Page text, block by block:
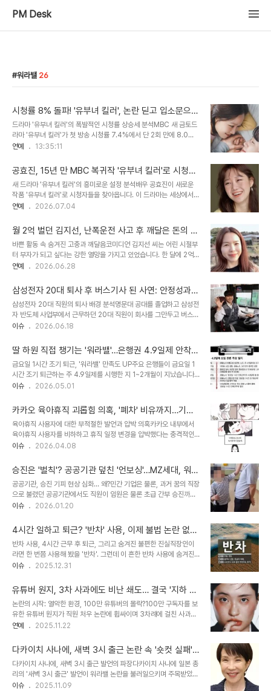
PM Desk
워라밸 26
시청률 8% 돌파! '유부녀 킬러', 논란 딛고 입소문으로
흥행 질주!
드라마 '유부녀 킬러'의 폭발적인 시청률 상승세 분석MBC 새 금토드
라마 '유부녀 킬러'가 첫 방송 시청률 7.4%에서 단 2회 만에 8.0%
를 돌파하며 무서운 상승세를 보이고 있습니다. 동명 카카오웹툰을 원
청자들의 마음을 사로잡았습니다. 출연진 논란에도 불구하고 드라마
자체의 완성도로 흥행에 성공하고 있습니다. 신선한 설정과 긴장감 넘
치는 전개로 몰입도 극대화이 드라마는 평범한 주부이자 엄마인 유보
나가 사실은 법이 놓친 범죄자를 처단하는 킬러 '킹피셔'라는 신선한
설정을 선보입니다. 육아휴직 후 회사에 복귀한 그녀가 일과 가정을 지
다. 또한, 그녀의 정체를 모르는 남편 ..
연예 13:35:11
공효진, 15년 만 MBC 복귀작 '유부녀 킬러'로 시청률
21% 신화 재현할까
새 드라마 '유부녀 킬러'의 흥미로운 설정 분석배우 공효진이 새로운
작품 '유부녀 킬러'로 시청자들을 찾아옵니다. 이 드라마는 세상에서
가장 살벌한 직업을 가진 워킹맘의 고군분투를 그린 액션 코미디입니
적인 매력을 선보입니다. 공효진의 복귀와 드라마의 기대 포인트공효
진은 지난 2011년 '최고의 사랑' 이후 15년 만에 MBC 드라마로 복귀
합니다. 당시 '최고의 사랑'은 시청률 21%를 기록하며 큰 성공을 거두
었습니다. 이번 '유부녀 킬러' 역시 원작 웹툰의 탄탄한 스토리를 바탕
으로 새로운 스타일의 재미를 선사할 것으로 기대됩니다. 드라마의 주
니라 가정에서도 남편,..
연예 2026.07.04
월 2억 벌던 김지선, 난폭운전 사고 후 깨달은 돈의 진
실
바쁜 활동 속 숨겨진 고충과 깨달음코미디언 김지선 씨는 어린 시절부
터 부자가 되고 싶다는 강한 열망을 가지고 있었습니다. 한 달에 2억
원이라는 엄청난 수입을 올렸지만, 과도한 스케줄로 인해 매니저와 본
씨는 자신의 삶이 돈에 의해 잠식되고 있음을 느끼게 되었습니다. 사고
를 통한 삶의 전환점극심한 스트레스와 피로 속에서 발생한 난폭운전
사고는 김지선 씨에게 삶의 소중한 가치들을 되돌아보게 하는 결정적
인 계기가 되었습니다. 사고 당시, 힘들었던 과거와 가족에 대한 그리
움이 스쳐 지나가며 죽음의 위협을 느꼈다고 고백했습니다. 이 경험을
소중한 가치의 재발견김지선 씨..
연예 2026.06.28
삼성전자 20대 퇴사 후 버스기사 된 사연: 안정성과
행복을 찾아서
삼성전자 20대 직원의 퇴사 배경 분석명문대 공대를 졸업하고 삼성전
자 반도체 사업부에서 근무하던 20대 직원이 회사를 그만두고 버스
기사로 이직한 사연이 공개되었습니다. 그는 높은 초봉과 성과급에도
상사의 지역 비하 발언으로 인해 큰 회의감을 느끼고 퇴사를 결심하게
되었습니다. 버스 기사 직업 선택의 이유와 만족도이 직원은 현재 대구
에서 시내버스 기사로 근무하며 높은 만족도를 보이고 있습니다. 버스
업계는 상명하복 문화가 강하지 않고 정년이 보장되어 해고 걱정이 적
으며 상사 눈치를 볼 일이 많지 않다고 설명했습니다. 급여 수준도 초
복감 증진이 직원은 이전 직장..
이슈 2026.06.18
딸 하원 직접 챙기는 '워라밸'…은행권 4.9일제 안착,
4.5일제 신호탄 되나?
금요일 1시간 조기 퇴근, '워라밸' 만족도 UP주요 은행들이 금요일 1
시간 조기 퇴근하는 주 4.9일제를 시행한 지 1~2개월이 지났습니다.
직원들은 딸의 하원을 직접 챙기거나 취미 생활을 즐기는 등 가정과 개
이모 팀장은 금요일에 딸과 함께 집으로 돌아오는 시간이 생겨 한 주를
기분 좋게 마무리할 수 있다고 밝혔습니다. B은행 박모씨는 금요일 퇴
근 후 러닝을 즐기며 스트레스를 해소하고, 평일 업무 생산성 향상에도
긍정적인 영향을 받는다고 전했습니다. 이러한 변화는 직원들의 만족
도를 높이고 업무 효율성 증진에도 기여하는 것으로 보입니다. 새로운
서는 고객과 직..
이슈 2026.05.01
카카오 육아휴직 괴롭힘 의혹, '폐차' 비유까지…기업
문화 진단 시급
육아휴직 사용자에 대한 부적절한 발언과 압박 의혹카카오 내부에서
육아휴직 사용자를 비하하고 휴직 일정 변경을 압박했다는 충격적인
의혹이 제기되었습니다. 카카오 노조는 최고제품책임자(CPO) 산하
롭힘 사례가 접수되었다고 밝혔습니다. 일부 조직장은 육아휴직 사용
자를 '폐차'에 비유하거나 휴직 시기를 조정하도록 압박했다는 주장까
지 나왔습니다. 이는 명백히 현행법상 보장된 육아휴직 권리를 침해하
는 행위입니다. 회식 자리에서의 '폐차' 비유와 업무 공백 책임 강요노
조에 접수된 구체적인 사례에 따르면, 한 직원은 회식 자리에서 육아휴
자를 '폐차'에 비유하는 모욕적인 발언을 들었..
이슈 2026.04.08
승진은 '벌칙'? 공공기관 덮친 '언보싱'…MZ세대, 워라
밸, 낮은 보상이 부른 씁쓸한 현실
공공기관, 승진 기피 현상 심화… 왜?민간 기업은 물론, 과거 꿈의 직장
으로 불렸던 공공기관에서도 직원이 임원은 물론 초급 간부 승진까지
꺼리는 ‘언보싱(Unbossing)’ 현상이 심각해지고 있다는 감사원 감
한 상황에 승진을 벌칙으로 여기는 분위기가 만연해지고 있습니다. 이
는 단순히 개인의 선택을 넘어, 공공기관의 경쟁력 저하로까지 이어질
수 있다는 우려를 낳고 있습니다. MZ세대의 등장과 개인주의 확산초
급 간부 승진 기피 현상의 배경에는 ‘MZ세대의 등장’이 자리 잡고 있
습니다. 개인의 이익을 우선시하는 분위기가 공공기관까지 영향을 미
전 세계적인 현상으로, 미국과..
이슈 2026.01.20
4시간 일하고 퇴근? '반차' 사용, 이제 불법 논란 없이
자유롭게!
반차 사용, 4시간 근무 후 퇴근, 그리고 숨겨진 불편한 진실직장인이
라면 한 번쯤 사용해 봤을 '반차'. 그런데 이 흔한 반차 사용에 숨겨진
불편한 진실이 있었다는 사실, 알고 계셨나요? 오후 반차를 쓰고 4시
려지면서 많은 직장인들이 황당함을 감추지 못했습니다. 그 이유는 바
로 근로기준법상 '휴게 시간' 규정 때문인데요. 4시간 근무 시 30분
이상의 휴게 시간을 줘야 한다는 조항 때문에, 4시간 근무 후 바로 퇴
근하는 것이 법 위반에 해당될 수 있다는 해석이 나왔기 때문입니다.
하지만 이제 이런 불편함은 곧 사라질 예정입니다. 현행 근로기준법,
사용자는 근로시간이..
이슈 2025.12.31
유튜버 원지, 3차 사과에도 비난 쇄도… 결국 '지하 2
층 6평' 사무실 이전 결정
논란의 시작: 열악한 환경, 100만 유튜버의 몰락?100만 구독자를 보
유한 유튜버 원지가 직원 처우 논란에 휩싸이며 3차례에 걸친 사과문
을 발표했습니다. 원지는 자신의 유튜브 채널에 '6평 사무실 구함' 영
이 택배 포장 업무를 하는 모습을 공개했습니다. 이 영상은 공개 직후
열악한 근무 환경에 대한 비판을 불러일으켰고, 원지의 평소 행보와 상
반된 모습에 누리꾼들의 실망감은 더욱 커졌습니다. 쏟아지는 비난:
'워라밸' 외침, 직원들에겐 '지옥'?건축학과 출신이자 건축설계 사무소
근무 경력이 있는 원지가 평소 환기나 환경에 대해 강조해왔다는 점에
연예 2025.11.22
다카이치 사나에, 새벽 3시 출근 논란 속 '숏컷 실패'
비화 공개: 숨겨진 이야기와 SEO 전략
다카이치 사나에, 새벽 3시 출근 발언의 파장다카이치 사나에 일본 총
리의 '새벽 3시 출근' 발언이 워라밸 논란을 불러일으키며 주목받았습
니다. 이는 자민당 총재 선출 직후 '워라밸'을 버리고 일하겠다는 발언
이슈 2025.11.09